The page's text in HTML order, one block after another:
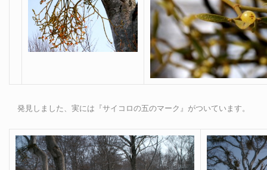
発見しました、実には『サイコロの五のマーク』がついています。